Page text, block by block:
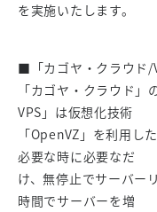
を実施いたします。
■「カゴヤ・クラウド/
「カゴヤ・クラウド
VPS」は仮想化技術
「OpenVZ」を利用し
必要な時に必要なだ
け、無停止でサーバー
時間でサーバーを増